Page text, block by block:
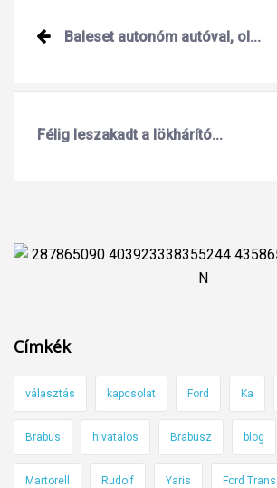
Post
navigation
Baleset autonóm autóval, ol...
Félig leszakadt a lökhárító...
Címkék
választás kapcsolat Ford Ka
Brabus hivatalos Brabusz blog
Martorell Rudolf Yaris Ford